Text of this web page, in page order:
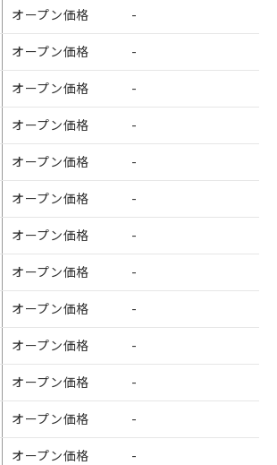
オープン価格 -
オープン価格 -
オープン価格 -
オープン価格 -
オープン価格 -
オープン価格 -
オープン価格 -
オープン価格 -
オープン価格 -
オープン価格 -
オープン価格 -
オープン価格 -
オープン価格 -